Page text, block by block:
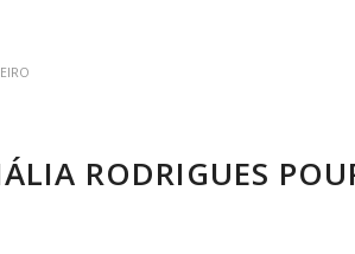
RODRIGUES